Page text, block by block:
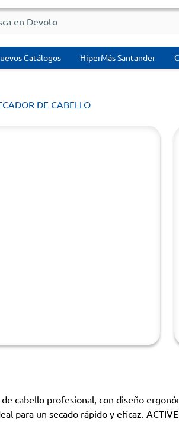
Catálogos HiperMás Santander
DE CABELLO
cabello profesional, con diseño
para un secado rápido y eficaz.